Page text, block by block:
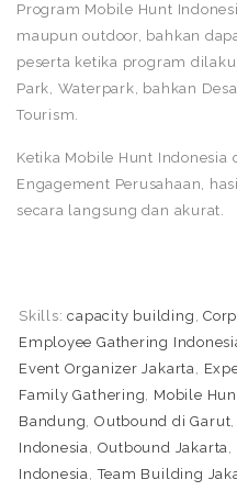
Program Mobile Hunt
maupun outdoor, bahkan
peserta ketika program
Park, Waterpark, bahkan
Tourism.
Ketika Mobile Hunt
Engagement Perusahaan,
secara langsung dan akurat.
Skills:capacity building ,
Employee Gathering
Event Organizer Jakarta,
Family Gathering, Mobile
Bandung,Outbound di Garut,
Indonesia, Outbound Jakarta,
Indonesia,Team Building